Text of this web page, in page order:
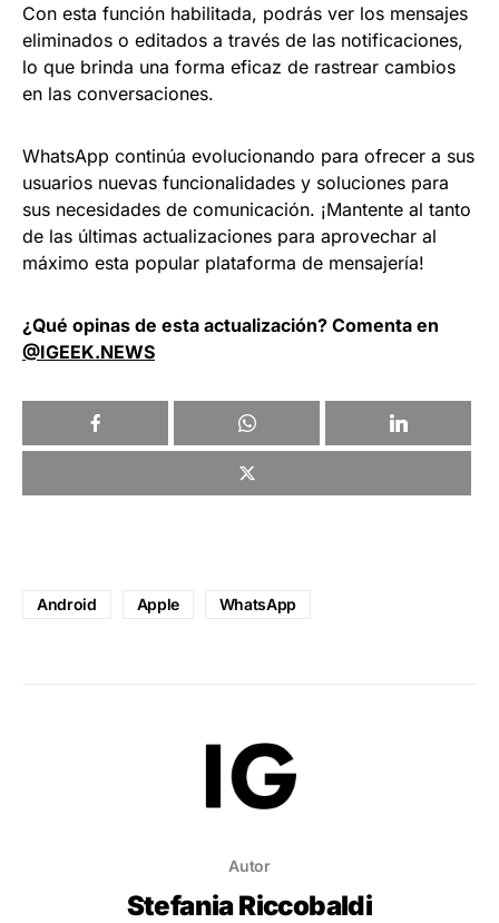
Con esta función habilitada, podrás ver los mensajes
eliminados o editados a través de las notificaciones,
lo que brinda una forma eficaz de rastrear cambios
en las conversaciones.
WhatsApp continúa evolucionando para ofrecer a sus
usuarios nuevas funcionalidades y soluciones para
sus necesidades de comunicación. ¡Mantente al tanto
de las últimas actualizaciones para aprovechar al
máximo esta popular plataforma de mensajería!
¿Qué opinas de esta actualización? Comenta en
@IGEEK.NEWS
Android Apple WhatsApp
Autor
Stefania Riccobaldi